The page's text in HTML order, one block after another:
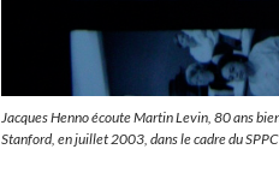
Jacques Henno écoute Martin Levin, 80 ans
Stanford, en juillet 2003, dans le cadre du